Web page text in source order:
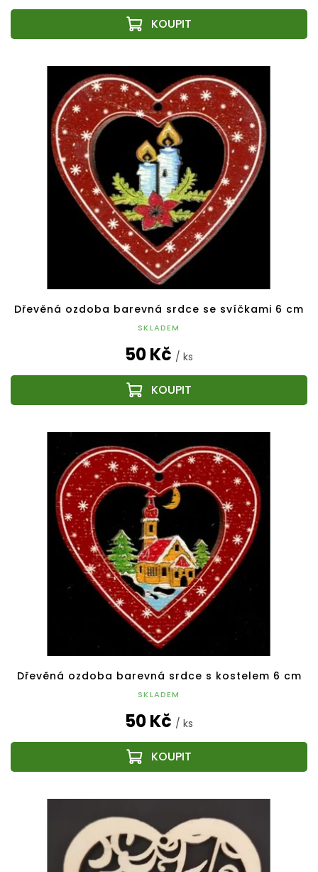
Dřevěná ozdoba barevná srdce se svíčkami 6 cm
SKLADEM
50 Kč / ks
Dřevěná ozdoba barevná srdce s kostelem 6 cm
SKLADEM
50 Kč / ks